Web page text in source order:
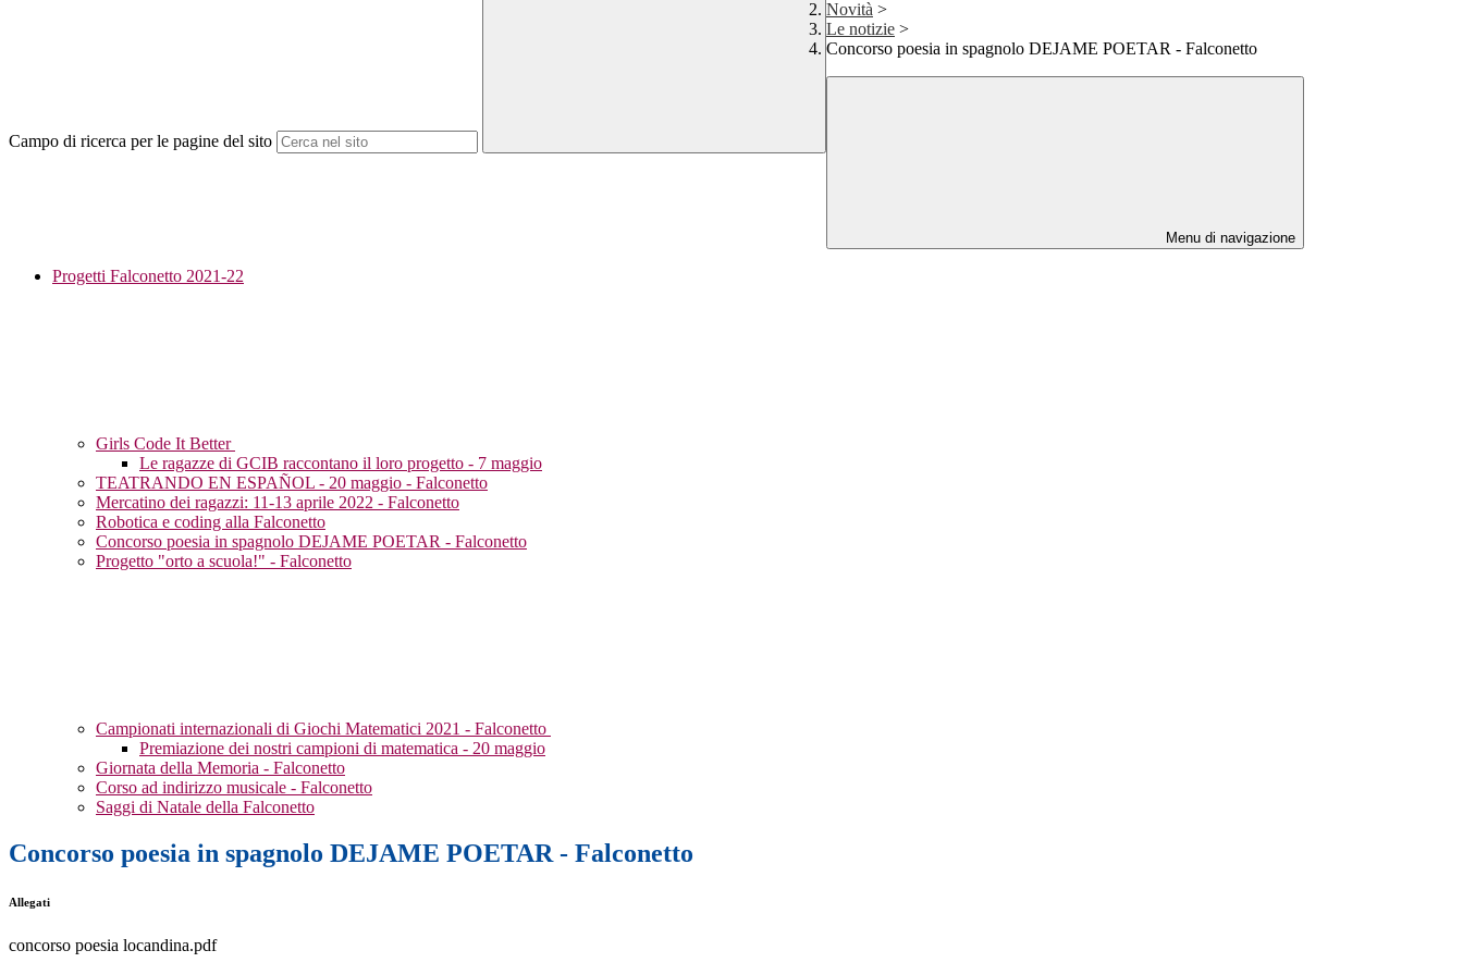
Campo di ricerca per le pagine del sito
Novità >
Le notizie >
Concorso poesia in spagnolo DEJAME POETAR - Falconetto
Menu di navigazione
Progetti Falconetto 2021-22
Girls Code It Better
Le ragazze di GCIB raccontano il loro progetto - 7 maggio
TEATRANDO EN ESPAÑOL - 20 maggio - Falconetto
Mercatino dei ragazzi: 11-13 aprile 2022 - Falconetto
Robotica e coding alla Falconetto
Concorso poesia in spagnolo DEJAME POETAR - Falconetto
Progetto "orto a scuola!" - Falconetto
Campionati internazionali di Giochi Matematici 2021 - Falconetto
Premiazione dei nostri campioni di matematica - 20 maggio
Giornata della Memoria - Falconetto
Corso ad indirizzo musicale - Falconetto
Saggi di Natale della Falconetto
Concorso poesia in spagnolo DEJAME POETAR - Falconetto
Allegati
concorso poesia locandina.pdf